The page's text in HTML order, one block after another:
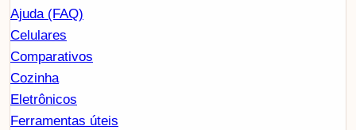
Ajuda (FAQ)
Celulares
Comparativos
Cozinha
Eletrônicos
Ferramentas úteis